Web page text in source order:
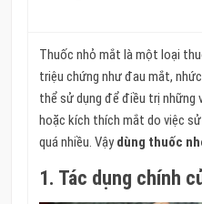
Thuốc nhỏ mắt là một loại
triệu chứng như đau mắt,
thể sử dụng để điều trị những
hoặc kích thích mắt do việc
quá nhiều. Vậydùng thuốc
1. Tác dụng chính